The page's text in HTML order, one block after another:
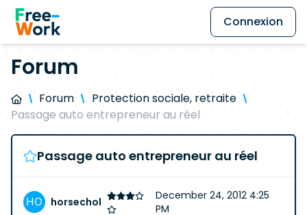
Connexion
Forum
Forum
Protection sociale, retraite
Passage auto entrepreneur au réel
Passage auto entrepreneur au réel
horsechol
December 24, 2012 4:25
PM